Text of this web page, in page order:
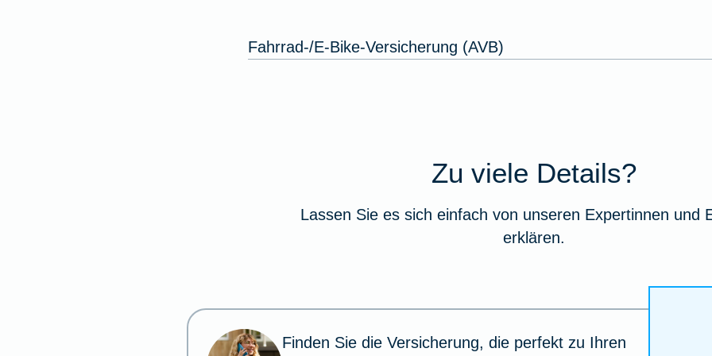
Fahrrad-/E-Bike-Versicherung (AVB)
Zu viele Details?
Lassen Sie es sich einfach von unseren Expertinnen und
erklären.
Finden Sie die Versicherung, die perfekt zu Ihren